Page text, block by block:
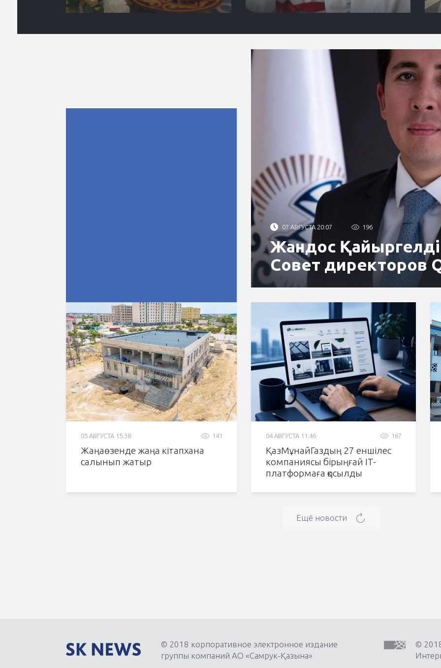
07 АВГУСТА 20:07 196
Жандос Қайыргелді
Совет директоров
141
05 АВГУСТА 15:38
Жаңаөзенде жаңа кітапхана
салынып жатыр
167
04 АВГУСТА 11:46
ҚазМұнайГаздың 27 еншілес
компаниясы бірыңғай IT-
платформаға қосылды
Ещё новости
© 2018 корпоративное электронное издание
группы компаний АО «Самрук-Қазына»
©